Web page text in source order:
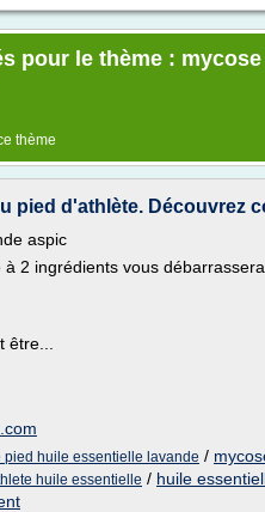
pour le thème :
thème
pied d'athlète. Découvrez
aspic
2 ingrédients vous
pied huile essentielle lavande /
huile essentielle / huile